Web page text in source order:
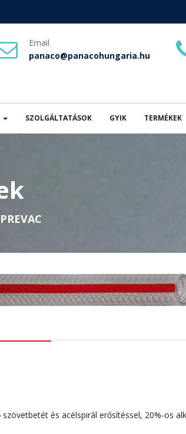
Email
panaco@panacohungaria.hu
SZOLGÁLTATÁSOK GYIK TERMÉKEK
és acélspirál erősítéssel, 20%-os